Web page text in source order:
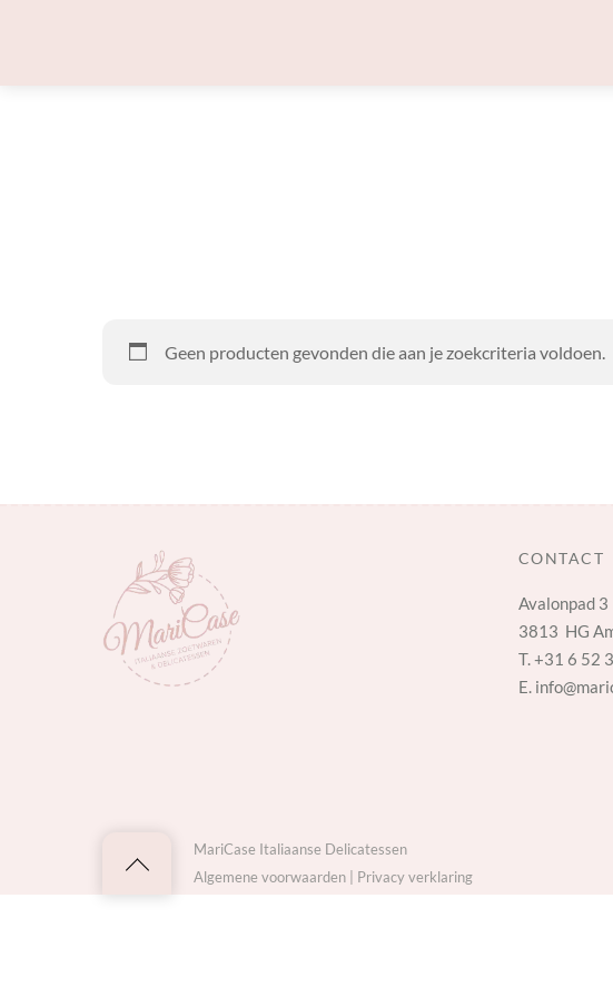
Geen producten gevonden die aan je zoekcriteria voldoen.
CONTACT
Avalonpad 3
3813 HG
T.+31 6 52
E.
Back
MariCase Italiaanse Delicatessen
Algemene voorwaarden| Privacy verklaring